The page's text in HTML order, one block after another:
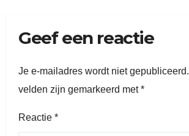
Geef een reactie
Je e-mailadres wordt niet gepubliceerd.
velden zijn gemarkeerd met*
Reactie *